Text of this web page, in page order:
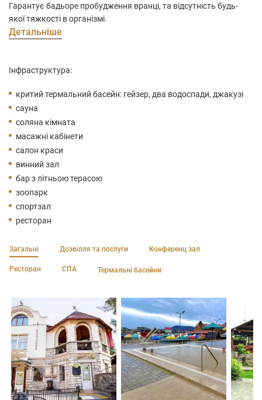
Гарантує бадьоре пробудження вранці, та відсутність будь-
якої тяжкості в організмі.
Детальніше
Інфраструктура:
критий термальний басейн: гейзер, два водоспади, джакузі
сауна
соляна кімната
масажні кабінети
салон краси
винний зал
бар з літньою терасою
зоопарк
спортзал
ресторан
Загальні Дозвілля та послуги Конференц зал
Ресторан СПА Термальні басейни